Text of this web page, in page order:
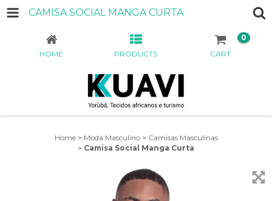
CAMISA SOCIAL MANGA CURTA
HOME PRODUCTS CART
0
Home > Moda Masculino > Camisas Masculinas
> Camisa Social Manga Curta